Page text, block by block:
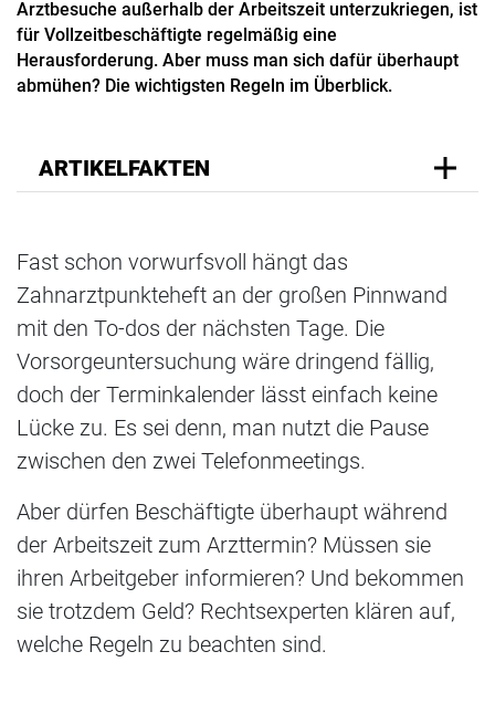
Arztbesuche außerhalb der Arbeitszeit unterzukriegen, ist
für Vollzeitbeschäftigte regelmäßig eine
Herausforderung. Aber muss man sich dafür überhaupt
abmühen? Die wichtigsten Regeln im Überblick.
ARTIKELFAKTEN
Fast schon vorwurfsvoll hängt das
Zahnarztpunkteheft an der großen Pinnwand
mit den To-dos der nächsten Tage. Die
Vorsorgeuntersuchung wäre dringend fällig,
doch der Terminkalender lässt einfach keine
Lücke zu. Es sei denn, man nutzt die Pause
zwischen den zwei Telefonmeetings.
Aber dürfen Beschäftigte überhaupt während
der Arbeitszeit zum Arzttermin? Müssen sie
ihren Arbeitgeber informieren? Und bekommen
sie trotzdem Geld? Rechtsexperten klären auf,
welche Regeln zu beachten sind.